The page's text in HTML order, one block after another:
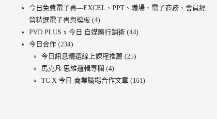
今日免費電子書—EXCEL、PPT、職場、電子商務、會員經
營精選電子書與模板 (4)
PVD PLUS x 今日 自媒體行銷術 (44)
今日合作 (234)
今日訊息精選線上課程推薦 (25)
馬克凡 思維邏輯專欄 (4)
TC X 今日 商業職場合作文章 (161)